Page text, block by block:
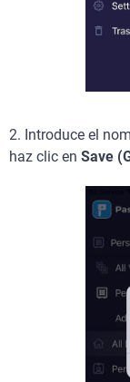
2. Introduce el
haz clic en Save